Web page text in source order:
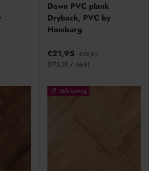
Dawn PVC plank
Dryback, PVC by
Homburg
€21,95 €29,63
Eenheid prijs
€73,31 / pack
36% korting